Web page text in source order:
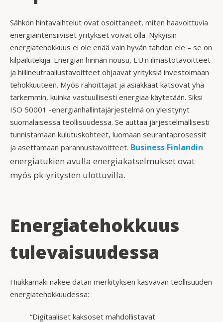
Sähkön hintavaihtelut ovat osoittaneet, miten haavoittuvia
energiaintensiiviset yritykset voivat olla. Nykyisin
energiatehokkuus ei ole enää vain hyvän tahdon ele – se on
kilpailutekijä. Energian hinnan nousu, EU:n ilmastotavoitteet
ja hiilineutraaliustavoitteet ohjaavat yrityksiä investoimaan
tehokkuuteen. Myös rahoittajat ja asiakkaat katsovat yhä
tarkemmin, kuinka vastuullisesti energiaa käytetään. Siksi
ISO 50001 -energianhallintajärjestelmä on yleistynyt
suomalaisessa teollisuudessa. Se auttaa järjestelmällisesti
tunnistamaan kulutuskohteet, luomaan seurantaprosessit
ja asettamaan parannustavoitteet. Business Finlandin
energiatukien avulla energiakatselmukset ovat
myös pk-yritysten ulottuvilla.
Energiatehokkuus
tulevaisuudessa
Hiukkamäki näkee datan merkityksen kasvavan teollisuuden
energiatehokkuudessa:
“Digitaaliset kaksoset mahdollistavat